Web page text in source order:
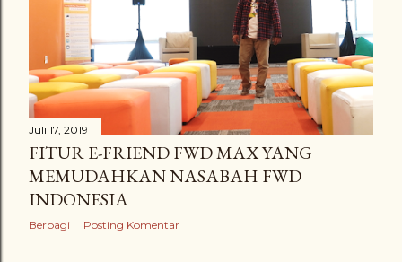
Juli 17, 2019
FITUR E-FRIEND FWD MAX YANG
MEMUDAHKAN NASABAH FWD
INDONESIA
Berbagi Posting Komentar